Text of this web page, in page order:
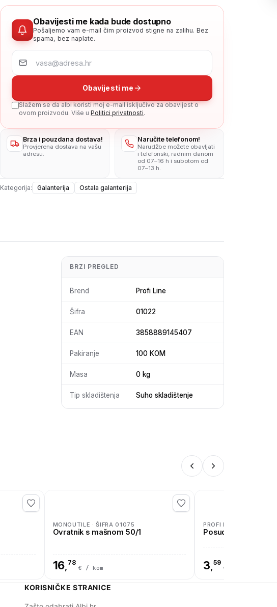
Obavijesti me kada bude dostupno
Pošaljemo vam e-mail čim proizvod stigne na zalihu. Bez
spama, bez naplate.
Obavijesti me
Slažem se da albi koristi moj e-mail isključivo za obavijest o
ovom proizvodu. Više u Politici privatnosti.
Brza i pouzdana dostava!
Provjerena dostava na vašu
adresu.
Naručite telefonom!
Narudžbe možete obavljati
i telefonski, radnim danom
od 07–16 h i subotom od
07–13 h.
Kategorija: Galanterija Ostala galanterija
BRZI PREGLED
Brend Profi Line
Šifra 01022
EAN 3858889145407
Pakiranje 100 KOM
Masa 0 kg
Tip skladištenja Suho skladištenje
MONOUTILE · ŠIFRA 01075
Ovratnik s mašnom 50/1
16, 78
€ / kom
PROFI LINE · ŠIFRA
Posuda za sladoled
3,59
€ / kom
KORISNIČKE STRANICE